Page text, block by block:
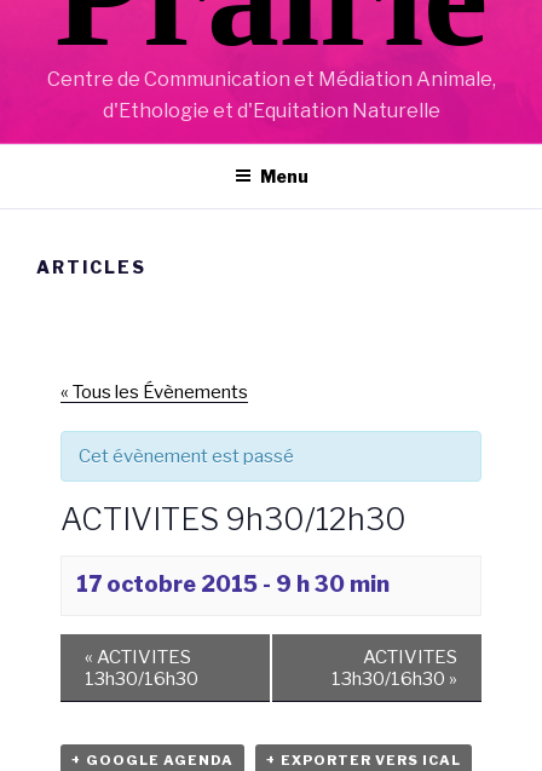
Centre de Communication et Médiation Animale,
d'Ethologie et d'Equitation Naturelle
Menu
ARTICLES
« Tous les Évènements
Cet évènement est passé
ACTIVITES 9h30/12h30
17 octobre 2015 - 9 h 30 min
« ACTIVITES
13h30/16h30
ACTIVITES
13h30/16h30 »
+ GOOGLE AGENDA + EXPORTER VERS ICAL